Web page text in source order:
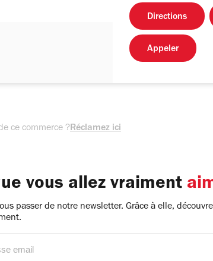
Directions
Appeler
ce commerce ?Réclamez ici
vous allez vraiment
passer de notre newsletter. Grâce à elle,